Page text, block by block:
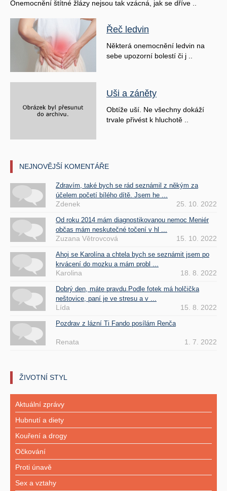
Onemocnění štítné žlázy nejsou tak vzácná, jak se dříve ..
Řeč ledvin
Některá onemocnění ledvin na
sebe upozorní bolestí či j ..
Uši a záněty
Obtíže uší. Ne všechny dokáží
trvale přivést k hluchotě ..
NEJNOVĚJŠÍ KOMENTÁŘE
Zdravím, také bych se rád seznámil z někým za
účelem početí bílého dítě. Jsem he ...
Zdenek 25. 10. 2022
Od roku 2014 mám diagnostikovanou nemoc Meniér
občas mám neskutečné točení v hl ...
Zuzana Větrovcová 15. 10. 2022
Ahoj se Karolína a chtela bych se seznámit jsem po
krvácení do mozku a mám probl ...
Karolina 18. 8. 2022
Dobrý den, máte pravdu.Podle fotek má holčička
neštovice, paní je ve stresu a v ...
Lída 15. 8. 2022
Pozdrav z lázní Ti Fando posílám Renča
Renata 1. 7. 2022
ŽIVOTNÍ STYL
Aktuální zprávy
Hubnutí a diety
Kouření a drogy
Očkování
Proti únavě
Sex a vztahy